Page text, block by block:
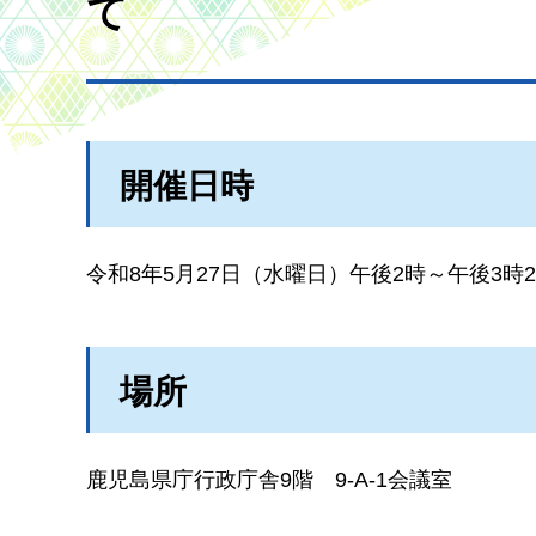
て
開催日時
令和8年5月27日（水曜日）午後2時～午後3時
場所
鹿児島県庁行政庁舎9階 9-A-1会議室